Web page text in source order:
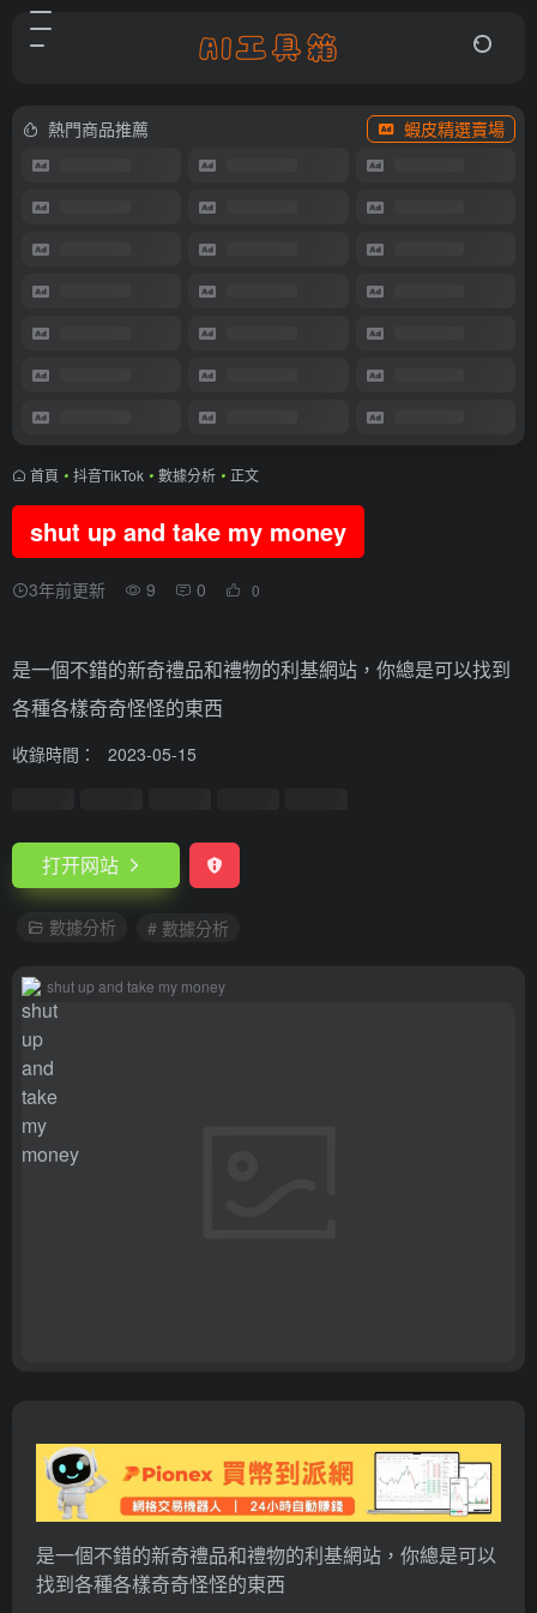
熱門商品推薦 蝦皮精選賣場
首頁 • 抖音TikTok • 數據分析 • 正文
shut up and take my money
3年前更新 9 0 0
是一個不錯的新奇禮品和禮物的利基網站，你總是可以找到
各種各樣奇奇怪怪的東西
收錄時間： 2023-05-15
打开网站
數據分析 # 數據分析
shut up and take my money
是一個不錯的新奇禮品和禮物的利基網站，你總是可以
找到各種各樣奇奇怪怪的東西